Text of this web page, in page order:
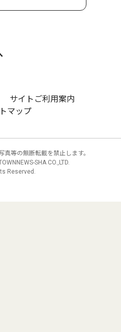
サイトご利用案内
マップ
等の無断転載を禁止します。
SHA CO.,LTD.
Reserved.